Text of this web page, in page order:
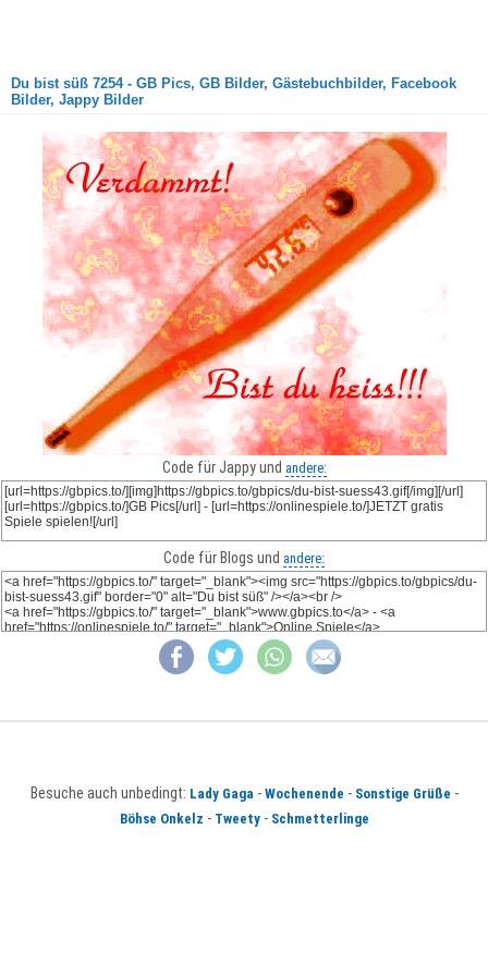
Du bist süß 7254 - GB Pics, GB Bilder, Gästebuchbilder, Facebook
Bilder, Jappy Bilder
Code für Jappy und andere:
Code für Blogs und andere:
Besuche auch unbedingt: Lady Gaga - Wochenende - Sonstige Grüße -
Böhse Onkelz - Tweety- Schmetterlinge